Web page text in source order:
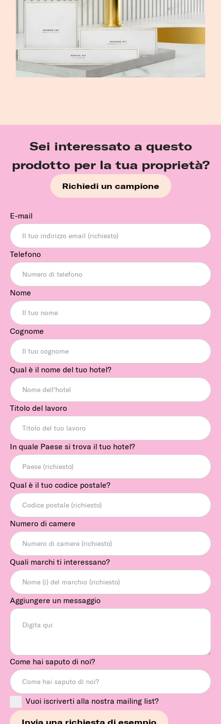
Sei interessato a questo
prodotto per la tua proprietà?
Richiedi un campione
E-mail
Telefono
Nome
Cognome
Qual è il nome del tuo hotel?
Titolo del lavoro
In quale Paese si trova il tuo hotel?
Qual è il tuo codice postale?
Numero di camere
Quali marchi ti interessano?
Aggiungere un messaggio
Come hai saputo di noi?
Vuoi iscriverti alla nostra mailing list?